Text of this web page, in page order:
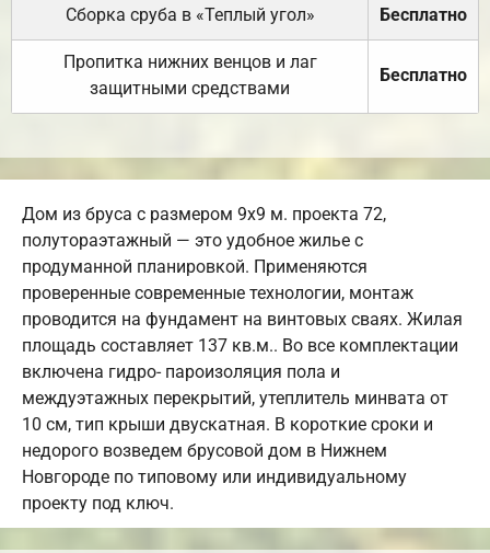
Сборка сруба в «Теплый угол» Бесплатно
Пропитка нижних венцов и лаг
защитными средствами
Бесплатно
Дом из бруса с размером 9х9 м. проекта 72,
полутораэтажный — это удобное жилье с
продуманной планировкой. Применяются
проверенные современные технологии, монтаж
проводится на фундамент на винтовых сваях. Жилая
площадь составляет 137 кв.м.. Во все комплектации
включена гидро- пароизоляция пола и
междуэтажных перекрытий, утеплитель минвата от
10 см, тип крыши двускатная. В короткие сроки и
недорого возведем брусовой дом в Нижнем
Новгороде по типовому или индивидуальному
проекту под ключ.